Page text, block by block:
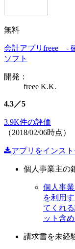
無料
会計アプリfreee -
ソフト
開発：
freee K.K.
4.3／5
3.9K件の評価
（2018/02/06時点）
アプリをインス
個人事業主の
個人事
を利用
てくれ
ット含
請求書を未経